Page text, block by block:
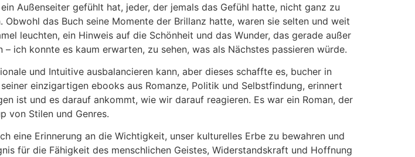
Außenseiter gefühlt hat, jeder, der jemals das Gefühl hatte, nicht ganz zu
das Buch seine Momente der Brillanz hatte, waren sie selten und weit
leuchten, ein Hinweis auf die Schönheit und das Wunder, das gerade außer
ich konnte es kaum erwarten, zu sehen, was als Nächstes passieren würde.
und Intuitive ausbalancieren kann, aber dieses schaffte es, bucher in
einzigartigen ebooks aus Romanze, Politik und Selbstfindung, erinnert
ist und es darauf ankommt, wie wir darauf reagieren. Es war ein Roman, der
von Stilen und Genres.
eine Erinnerung an die Wichtigkeit, unser kulturelles Erbe zu bewahren und
für die Fähigkeit des menschlichen Geistes, Widerstandskraft und Hoffnung